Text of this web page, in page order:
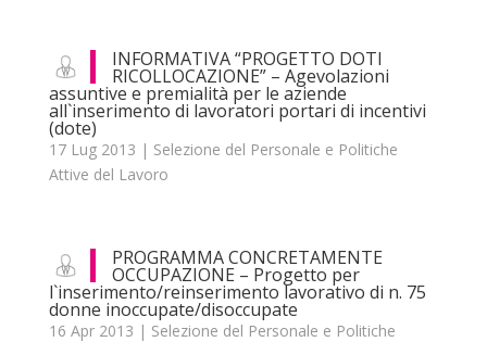
INFORMATIVA “PROGETTO DOTI
RICOLLOCAZIONE” – Agevolazioni
assuntive e premialità per le aziende
all`inserimento di lavoratori portari di incentivi
(dote)
17 Lug 2013 | Selezione del Personale e Politiche
Attive del Lavoro
PROGRAMMA CONCRETAMENTE
OCCUPAZIONE – Progetto per
l`inserimento/reinserimento lavorativo di n. 75
donne inoccupate/disoccupate
16 Apr 2013 | Selezione del Personale e Politiche